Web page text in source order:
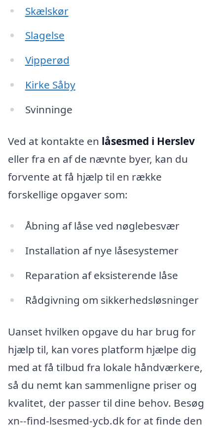
Skælskør
Slagelse
Vipperød
Kirke Såby
Svinninge
Ved at kontakte en låsesmed i Herslev
eller fra en af de nævnte byer, kan du
forvente at få hjælp til en række
forskellige opgaver som:
Åbning af låse ved nøglebesvær
Installation af nye låsesystemer
Reparation af eksisterende låse
Rådgivning om sikkerhedsløsninger
Uanset hvilken opgave du har brug for
hjælp til, kan vores platform hjælpe dig
med at få tilbud fra lokale håndværkere,
så du nemt kan sammenligne priser og
kvalitet, der passer til dine behov. Besøg
xn--find-lsesmed-ycb.dk for at finde den